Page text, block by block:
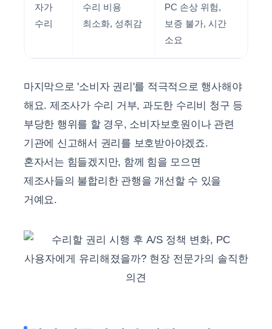
자가
수리
수리 비용
최소화, 성취감
PC 손상 위험,
보증 불가, 시간
소요
마지막으로 '소비자 권리'를 적극적으로 행사해야
해요. 제조사가 수리 거부, 과도한 수리비 청구 등
부당한 행위를 할 경우, 소비자보호원이나 관련
기관에 신고해서 권리를 보호받아야겠죠.
혼자서는 힘들겠지만, 함께 힘을 모으면
제조사들의 불합리한 관행을 개선할 수 있을
거예요.